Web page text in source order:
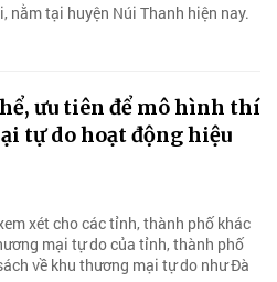
nằm tại huyện Núi Thanh hiện nay.
ưu tiên để mô hình thí
tự do hoạt động hiệu
xét cho các tỉnh, thành phố khác
mại tự do của tỉnh, thành phố
về khu thương mại tự do như Đà